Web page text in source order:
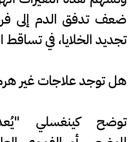
ضعف تدفق الدم إلى
تجديد الخلايا، في تساقط
هل توجد علاجات غير
توضح كينغسلي "يُعد